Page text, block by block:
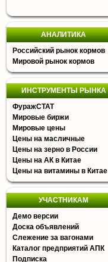
АНАЛИТИКА
Российский рынок кормов
Мировой рынок кормов
ИНСТРУМЕНТЫ РЫНКА
ФуражСТАТ
Мировые биржи
Мировые цены
Цены на масличные
Цены на зерно в России
Цены на АК в Китае
Цены на витамины в Китае
УЧАСТНИКАМ
Демо версии
Доска объявлений
Слежение за вагонами
Каталог предприятий АПК
Подписка